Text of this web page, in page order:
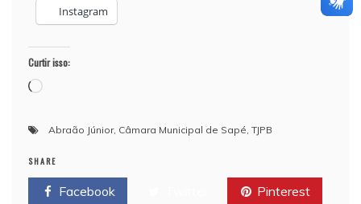
Instagram
Curtir isso:
Carregando...
Abraão Júnior, Câmara Municipal de Sapé TJPB
SHARE
Facebook Pinterest